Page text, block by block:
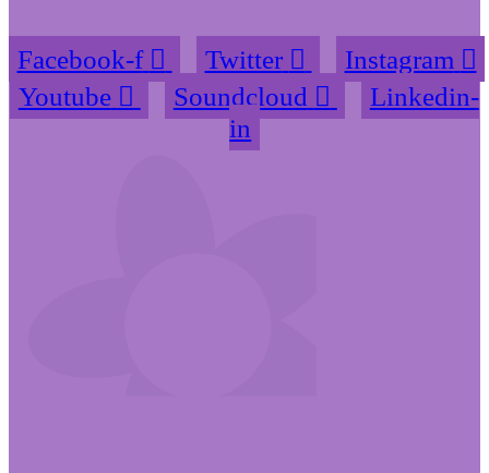
Facebook-f Twitter
Instagram
Youtube
Soundcloud
Linkedin-
in